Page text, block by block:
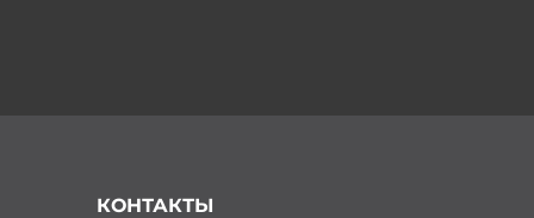
КОНТАКТЫ